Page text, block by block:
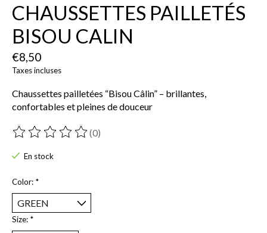
CHAUSSETTES PAILLETÉS
BISOU CALIN
€8,50
Taxes incluses
Chaussettes pailletées “Bisou Câlin” – brillantes,
confortables et pleines de douceur
Ce produit est évalué à
(0)
En stock
Color: *
Size: *